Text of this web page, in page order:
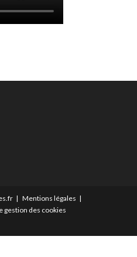
Mentions légales
gestion des cookies